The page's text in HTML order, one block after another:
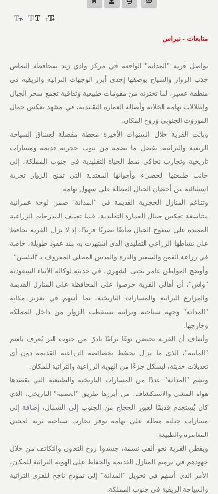
متابعات - نبراس
تواصل قرية "المدانة" الواقعة في مركز وادي زيد بمحافظة النماص
جذب الزوار والسياح بوصفها إحدى أبرز الوجهات التراثية والريفية في
منطقة عسير، لما تختزنه من مقومات طبيعية وثقافية تجمع سحر الجبال
وإطلالات تهامة الخلابة وأصالة العمارة التقليدية، في مشهد يعكس جمال
الموروث الجنوبي وروح المكان.
وباتت القرية خلال السنوات الأخيرة محطة مفضلة لعشاق السياحة
الريفية والتراثية، بفضل ما تضمه من بيوت حجرية قديمة ومسارات
تاريخية وتجارب تحاكي نمط الحياة التقليدية في جنوب المملكة، إلى
جانب طبيعتها الخضراء وأجوائها المعتدلة التي تمنح الزوار تجربة
استثنائية بين أحضان الجبال المطلة على سهول تهامة.
وتتناغم المنازل الحجرية القديمة في "المدانة" ضمن لوحة عمرانية
متناسقة تعكس جمال العمارة التقليدية، فيما تضيف المدرجات الزراعية
الممتدة على سفوح الجبال طابعًا بصريًا فريدًا، إذ لا تزال القرية تحافظ
على نشاطها الزراعي التقليدي الذي اشتهرت به منذ عقود طويلة، خاصة
في زراعة القمح والشعير والذرة والعدس المحلي المعروف بـ"البلسن".
وأوضح المواطن عامر يحيى الشهري، في حديثه لوكالة الأنباء السعودية
"واس"، أن أهالي القرية حرصوا على المحافظة على المنازل القديمة
والمزارع التراثية والمسارات التاريخية، بما أسهم في تعزيز مكانة
"المدانة" وجهة سياحية وتراثية تستقطب الزوار من داخل المملكة
وخارجها.
وأضاف أن القرية تحتضن نوعًا تراثيًا نادرًا من حبوب البر يُعرف باسم
"المابية"، الذي ما يزال يحتفظ بخصائصه الزراعية القديمة دون أي
تعديلات حديثة، ليشكل جزءًا من الهوية الزراعية والتراثية للمكان.
وتضم "المدانة" عددًا من المسارات التاريخية والطبيعية التي يقصدها
هواة المشي والاستكشاف، من أبرزها طريق "العصبة" التاريخي، الذي
كان يُستخدم قديمًا لعبور الحجاج من الجنوب إلى الشمال، إضافة إلى
مسارات جبلية مطلة على تهامة توفر تجارب سياحية ثرية لمحبي
المغامرة والطبيعة.
ويقطن القرية نحو ألفي نسمة، جسدوا روح التعاون والتكاتف من خلال
جهودهم في ترميم المنازل القديمة والحفاظ على الهوية التراثية للمكان،
الأمر الذي أسهم في تحويل "المدانة" إلى نموذج ناجح للقرى التراثية
والسياحة الريفية في جنوب المملكة.